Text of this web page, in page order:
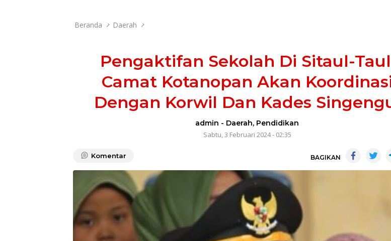
Beranda Daerah
Pengaktifan Sekolah Di Sitaul-
Camat Kotanopan Akan
Dengan Korwil Dan Kades
admin - Daerah, Pendidikan
Sabtu, 3 Februari 2024 - 02:35
Komentar BAGIKAN